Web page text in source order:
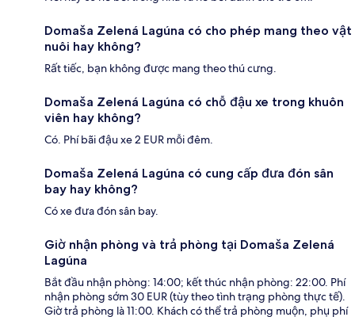
Domaša Zelená Lagúna có cho phép mang theo vật
nuôi hay không?
Rất tiếc, bạn không được mang theo thú cưng.
Domaša Zelená Lagúna có chỗ đậu xe trong khuôn
viên hay không?
Có. Phí bãi đậu xe 2 EUR mỗi đêm.
Domaša Zelená Lagúna có cung cấp đưa đón sân
bay hay không?
Có xe đưa đón sân bay.
Giờ nhận phòng và trả phòng tại Domaša Zelená
Lagúna
Bắt đầu nhận phòng: 14:00; kết thúc nhận phòng: 22:00. Phí
nhận phòng sớm 30 EUR (tùy theo tình trạng phòng thực tế).
Giờ trả phòng là 11:00. Khách có thể trả phòng muộn, phụ phí